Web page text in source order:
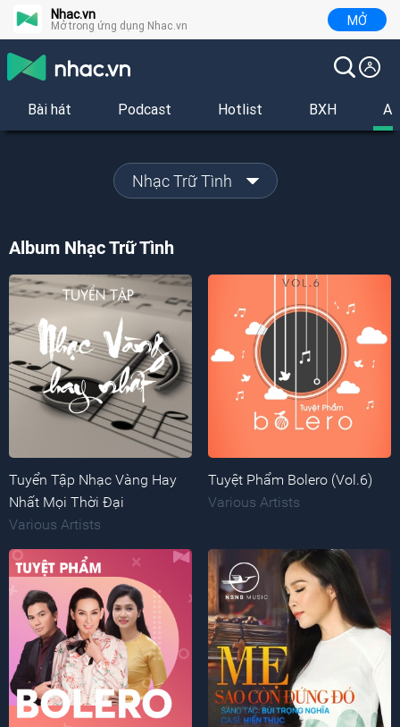
Nhac.vn
Mở trong ứng dụng Nhac.vn MỞ
Bài hát Podcast Hotlist BXH
Nhạc Trữ Tình
Album Nhạc Trữ Tình
Tuyển Tập Nhạc Vàng Hay
Nhất Mọi Thời Đại
Various Artists
Tuyệt Phẩm Bolero (Vol.6)
Various Artists